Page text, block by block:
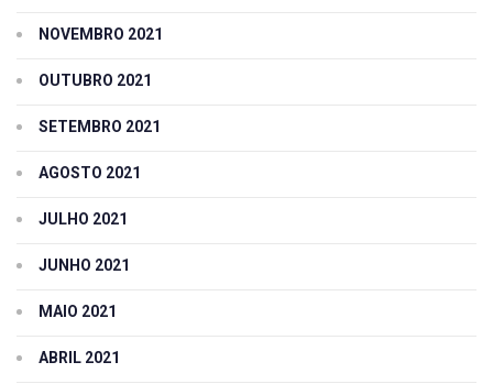
NOVEMBRO 2021
OUTUBRO 2021
SETEMBRO 2021
AGOSTO 2021
JULHO 2021
JUNHO 2021
MAIO 2021
ABRIL 2021